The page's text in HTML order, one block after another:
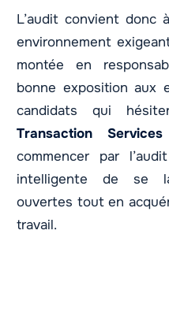
L’audit convient donc
environnement
montée en
bonne exposition aux
candidats qui
Transaction
commencer par
intelligente de se
ouvertes tout en
travail.